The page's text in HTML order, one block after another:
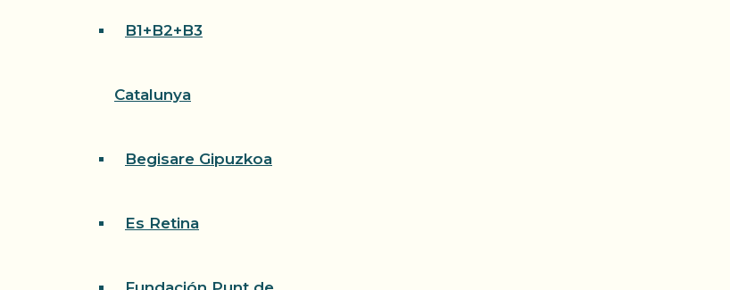
B1+B2+B3
Catalunya
Begisare Gipuzkoa
Es Retina